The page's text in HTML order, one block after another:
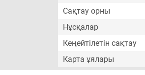
Сақтау орны
Нұсқалар
Кеңейтілетін сақтау
Карта ұялары